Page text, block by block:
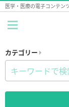
医学・医療の電子コンテン
カテゴリー